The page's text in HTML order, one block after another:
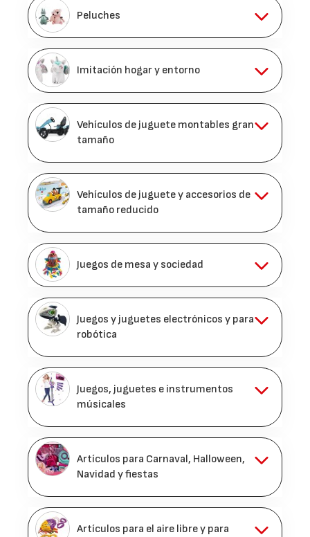
Peluches
Imitación hogar y entorno
Vehículos de juguete montables gran
tamaño
Vehículos de juguete y accesorios de
tamaño reducido
Juegos de mesa y sociedad
Juegos y juguetes electrónicos y para
robótica
Juegos, juguetes e instrumentos
músicales
Artículos para Carnaval, Halloween,
Navidad y fiestas
Artículos para el aire libre y para